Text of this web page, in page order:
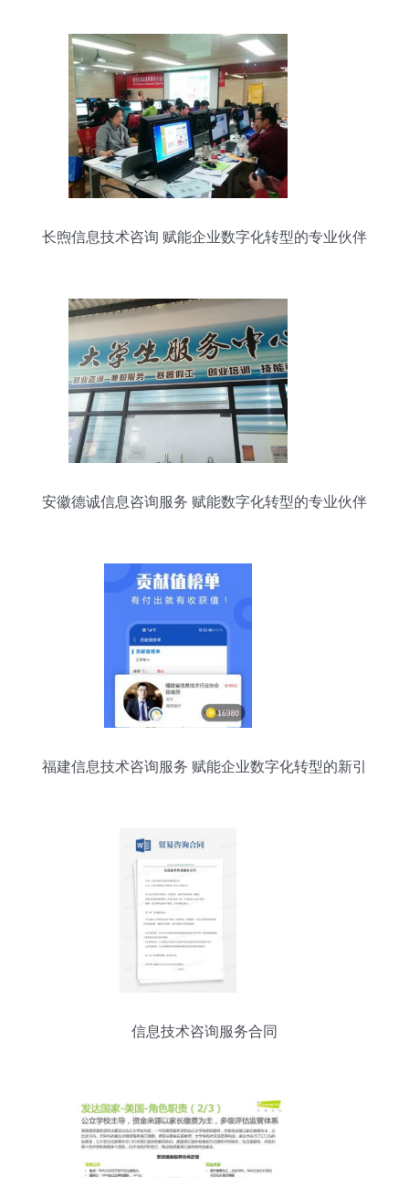
长煦信息技术咨询 赋能企业数字化转型的专业伙伴
安徽德诚信息咨询服务 赋能数字化转型的专业伙伴
福建信息技术咨询服务 赋能企业数字化转型的新引
信息技术咨询服务合同